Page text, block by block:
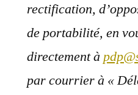
rectification,
de portabilité, en
directement à
par courrier à «